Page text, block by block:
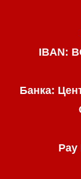
IBAN:
Банка:
Pay